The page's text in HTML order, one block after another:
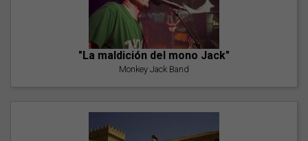
"La maldición del mono Jack"
Monkey Jack Band